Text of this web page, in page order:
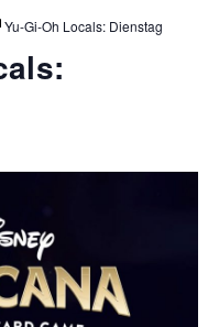
Yu-Gi-Oh Locals: Dienstag